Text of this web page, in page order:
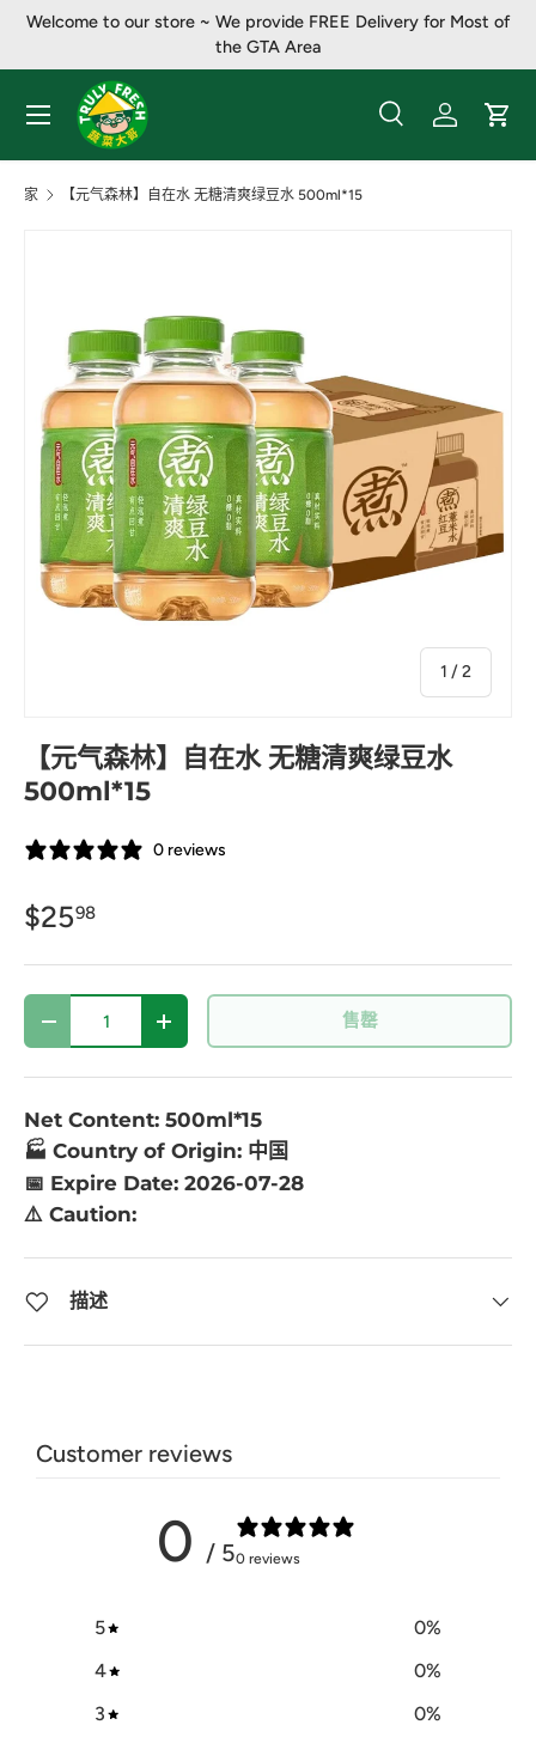
Welcome to our store ~ We provide FREE Delivery for Most of
the GTA Area
搜索
产品类别
搜索 登录 大车
菜单
家 【元气森林】自在水 无糖清爽绿豆水 500ml*15
1 /的
2
【元气森林】自在水 无糖清爽绿豆水
500ml*15
0 reviews
$2598
数量
- + 售罄
Net Content: 500ml*15
🏭 Country of Origin: 中国
📅 Expire Date: 2026-07-28
⚠️ Caution:
描述
Customer reviews
0 / 50 reviews
5 0%
4
0%
3
0%